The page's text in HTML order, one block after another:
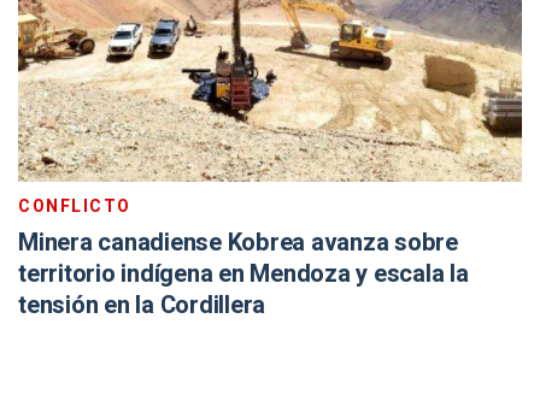
CONFLICTO
Minera canadiense Kobrea avanza sobre
territorio indígena en Mendoza y escala la
tensión en la Cordillera